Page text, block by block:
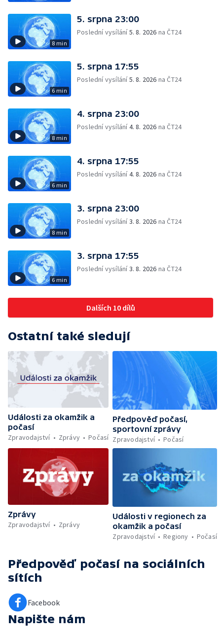
8 min
5. srpna 23:00
Poslední vysílání5. 8. 2026 na ČT24
6 min
5. srpna 17:55
Poslední vysílání5. 8. 2026 na ČT24
8 min
4. srpna 23:00
Poslední vysílání4. 8. 2026 na ČT24
6 min
4. srpna 17:55
Poslední vysílání4. 8. 2026 na ČT24
8 min
3. srpna 23:00
Poslední vysílání3. 8. 2026 na ČT24
6 min
3. srpna 17:55
Poslední vysílání3. 8. 2026 na ČT24
Dalších 10 dílů
Ostatní také sledují
Události za okamžik a
počasí
Zpravodajství
Zprávy Počasí
Předpověď počasí,
sportovní zprávy
Zpravodajství
Počasí
Zprávy
Zpravodajství
Zprávy
Události v regionech za
okamžik a počasí
Zpravodajství
Regiony Počasí
Předpověď počasí na sociálních
sítích
Facebook
Napište nám